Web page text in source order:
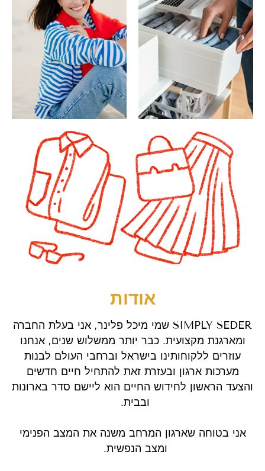
אודות
שמי מיכל פלינר, אני בעלת החברה SIMPLY SEDER
ומארגנת מקצועית. כבר יותר ממשלוש שנים, אנחנו
עוזרים ללקוחותינו בישראל וברחבי העולם לבנות
מערכות ארגון ובעזרת זאת להתחיל חיים חדשים
והצעד הראשון לחידוש החיים הוא ליישם סדר בארונות
ובבית.
אני בטוחה שארגון המרחב משנה את המצב הפנימי
ומצב הנפשית.